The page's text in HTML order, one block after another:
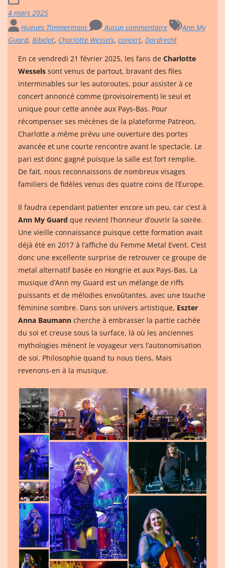
4 mars 2025
Hugues Timmermans
Aucun commentaire
Ann My
Guard, Bibelot, Charlotte Wessels, concert, Dordrecht
En ce vendredi 21 février 2025, les fans de Charlotte
Wessels sont venus de partout, bravant des files
interminables sur les autoroutes, pour assister à ce
concert annoncé comme (provisoirement) le seul et
unique pour cette année aux Pays-Bas. Pour
récompenser ses mécènes de la plateforme Patreon,
Charlotte a même prévu une ouverture des portes
avancée et une courte rencontre avant le spectacle. Le
pari est donc gagné puisque la salle est fort remplie.
De fait, nous reconnaissons de nombreux visages
familiers de fidèles venus des quatre coins de l’Europe.
Il faudra cependant patienter encore un peu, car c’est à
Ann My Guard que revient l’honneur d’ouvrir la soirée.
Une vieille connaissance puisque cette formation avait
déjà été en 2017 à l’affiche du Femme Metal Event. C’est
donc une excellente surprise de retrouver ce groupe de
metal alternatif basée en Hongrie et aux Pays-Bas. La
musique d’Ann my Guard est un mélange de riffs
puissants et de mélodies envoûtantes, avec une touche
féminine sombre. Dans son univers artistique, Eszter
Anna Baumann cherche à embrasser la partie cachée
du soi et creuse sous la surface, là où les anciennes
mythologies mènent le voyageur vers l’autonomisation
de soi. Philosophie quand tu nous tiens. Mais
revenons-en à la musique.